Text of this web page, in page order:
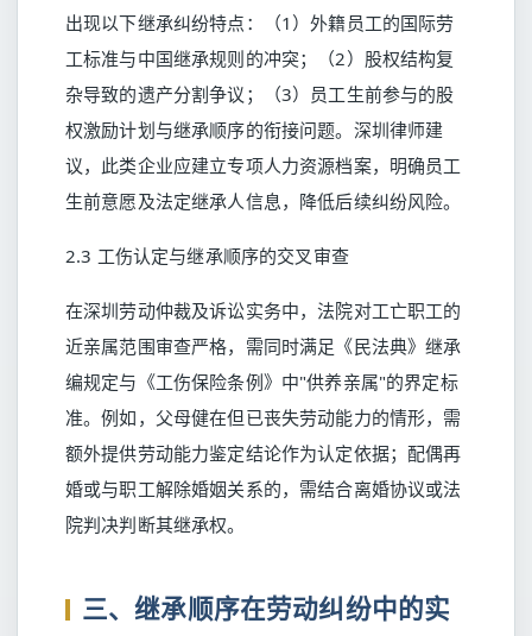
出现以下继承纠纷特点：（1）外籍员工的国际劳
工标准与中国继承规则的冲突；（2）股权结构复
杂导致的遗产分割争议；（3）员工生前参与的股
权激励计划与继承顺序的衔接问题。深圳律师建
议，此类企业应建立专项人力资源档案，明确员工
生前意愿及法定继承人信息，降低后续纠纷风险。
2.3 工伤认定与继承顺序的交叉审查
在深圳劳动仲裁及诉讼实务中，法院对工亡职工的
近亲属范围审查严格，需同时满足《民法典》继承
编规定与《工伤保险条例》中"供养亲属"的界定标
准。例如，父母健在但已丧失劳动能力的情形，需
额外提供劳动能力鉴定结论作为认定依据；配偶再
婚或与职工解除婚姻关系的，需结合离婚协议或法
院判决判断其继承权。
三、继承顺序在劳动纠纷中的实